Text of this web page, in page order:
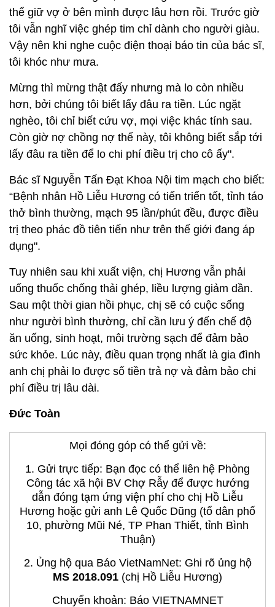
thể giữ vợ ở bên mình được lâu hơn rồi. Trước giờ
tôi vẫn nghĩ việc ghép tim chỉ dành cho người giàu.
Vậy nên khi nghe cuộc điện thoại báo tin của bác sĩ,
tôi khóc như mưa.
Mừng thì mừng thật đấy nhưng mà lo còn nhiều
hơn, bởi chúng tôi biết lấy đâu ra tiền. Lúc ngặt
nghèo, tôi chỉ biết cứu vợ, mọi việc khác tính sau.
Còn giờ nợ chồng nợ thế này, tôi không biết sắp tới
lấy đâu ra tiền để lo chi phí điều trị cho cô ấy".
Bác sĩ Nguyễn Tấn Đạt Khoa Nội tim mạch cho biết:
“Bệnh nhân Hồ Liễu Hương có tiến triển tốt, tỉnh táo
thở bình thường, mạch 95 lần/phút đều, được điều
trị theo phác đồ tiên tiến như trên thế giới đang áp
dụng".
Tuy nhiên sau khi xuất viện, chị Hương vẫn phải
uống thuốc chống thải ghép, liều lượng giảm dần.
Sau một thời gian hồi phục, chị sẽ có cuộc sống
như người bình thường, chỉ cần lưu ý đến chế độ
ăn uống, sinh hoạt, môi trường sạch để đảm bảo
sức khỏe. Lúc này, điều quan trọng nhất là gia đình
anh chị phải lo được số tiền trả nợ và đảm bảo chi
phí điều trị lâu dài.
Đức Toàn
Mọi đóng góp có thể gửi về:
1. Gửi trực tiếp: Bạn đọc có thể liên hệ Phòng
Công tác xã hội BV Chợ Rẫy để được hướng
dẫn đóng tạm ứng viện phí cho chị Hồ Liễu
Hương hoặc gửi anh Lê Quốc Dũng (tổ dân phố
10, phường Mũi Né, TP Phan Thiết, tỉnh Bình
Thuận)
2. Ủng hộ qua Báo VietNamNet: Ghi rõ ủng hộ
MS 2018.091 (chị Hồ Liễu Hương)
Chuyển khoản: Báo VIETNAMNET